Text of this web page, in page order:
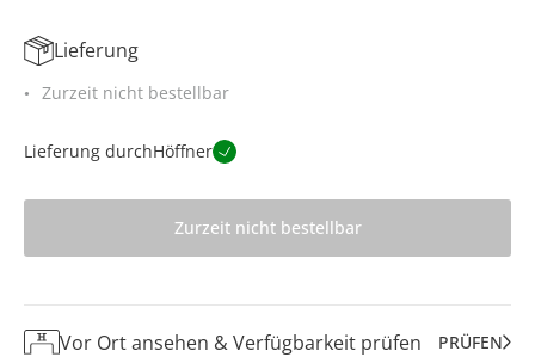
Lieferung
Zurzeit nicht bestellbar
Lieferung durchHöffner
Zurzeit nicht bestellbar
Vor Ort ansehen & Verfügbarkeit prüfen PRÜFEN